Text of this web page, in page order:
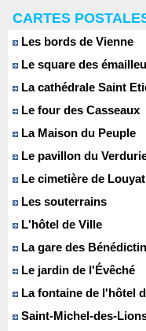
CARTES
Les bords de Vienne
Le square des
La cathédrale Saint
Le four des Casseaux
La Maison du Peuple
Le pavillon du
Le cimetière de Louyat
Les souterrains
L'hôtel de Ville
La gare des
Le jardin de l'Évêché
La fontaine de l'hôtel
Saint-Michel-des-